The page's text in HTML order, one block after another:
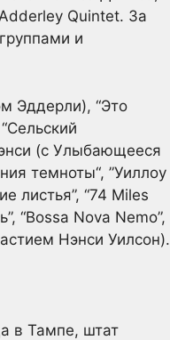
Quintet. За
и
Эддерли), “Это
(с Улыбающееся
темноты“, ”Уиллоу
листья”, “74 Miles
“Bossa Nova Nemo”,
Нэнси Уилсон).
в Тампе, штат